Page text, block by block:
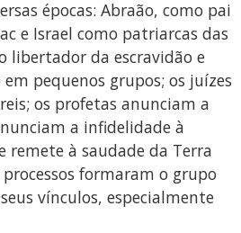
épocas: Abraão, como pai
e Israel como patriarcas das
libertador da escravidão e
pequenos grupos; os juízes
os profetas anunciam a
a infidelidade à
remete à saudade da Terra
formaram o grupo
vínculos, especialmente